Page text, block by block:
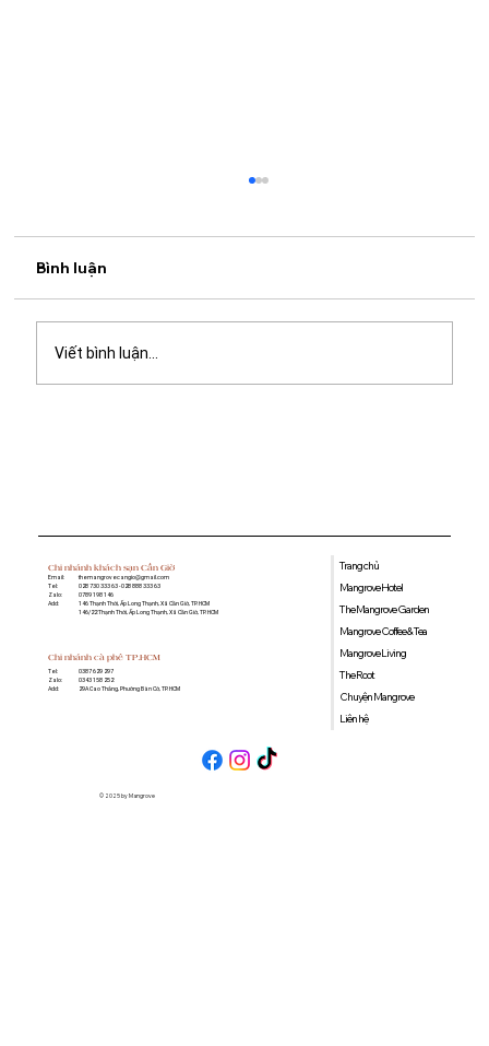
Bình luận
Viết bình luận...
Chi nhánh khách sạn Cần Giờ
Email:
Tel:
Zalo:
Add:
themangrovecangio@gmail.com
028 730 333 63 - 028 888 333 63
0789 198 146
146 Thạnh Thới, Ấp Long Thạnh, Xã Cần Giờ, TP. HCM
146/22 Thạnh Thới, Ấp Long Thạnh, Xã Cần Giờ, TP. HCM
Trang chủ
Mangrove Hotel
The Mangrove Garden
Mangrove Coffee & Tea
Mangrove Living
The Root
Chuyện Mangrove
Liên hệ
Chi nhánh cà phê TP.HCM
Tel:
Zalo:
Add:
0387 629 297
0343 158 252
29A Cao Thắng, Phường Bàn Cờ, TP. HCM
© 2025 by Mangrove